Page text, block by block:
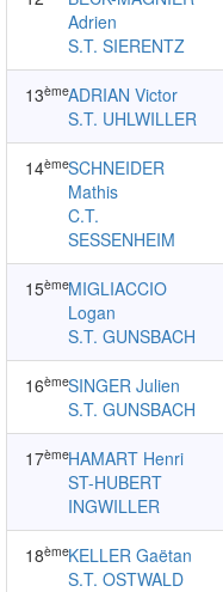
Adrien
S.T. SIERENTZ
13èmeADRIAN Victor
S.T. UHLWILLER
14èmeSCHNEIDER
Mathis
C.T.
SESSENHEIM
15èmeMIGLIACCIO
Logan
S.T. GUNSBACH
16èmeSINGER Julien
S.T. GUNSBACH
17èmeHAMART Henri
ST-HUBERT
INGWILLER
18èmeKELLER Gaëtan
S.T. OSTWALD